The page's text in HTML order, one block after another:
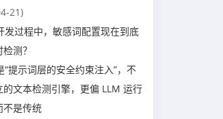
21)
发过程中，敏感词配置现在到底
测？
“提示词层的安全约束注入”，不
的文本检测引擎，更偏 LLM 运行
不是传统